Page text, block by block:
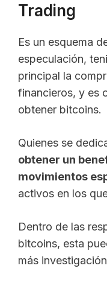
Trading
Es un esquema
especulación,
principal la
financieros, y es
obtener bitcoins.
Quienes se
obtener un
movimientos
activos en los
Dentro de las
bitcoins, esta
más